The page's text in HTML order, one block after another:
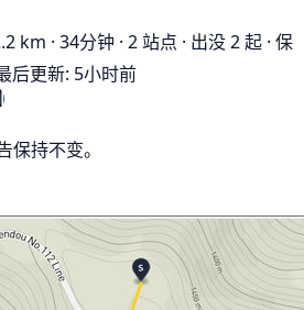
km · 34分钟 · 2 站点 · 出没 2 起 · 保
后更新: 5小时前
持不变。